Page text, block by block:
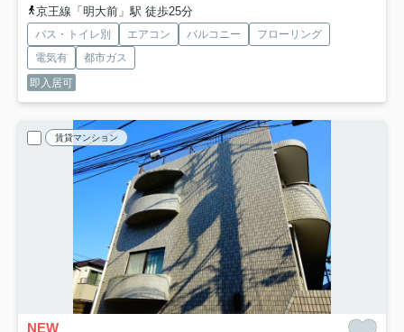
京王線「明大前」駅 徒歩25分
バス・トイレ別 エアコン バルコニー
フローリング
電気有
都市ガス
即入居可
賃貸マンション
NEW